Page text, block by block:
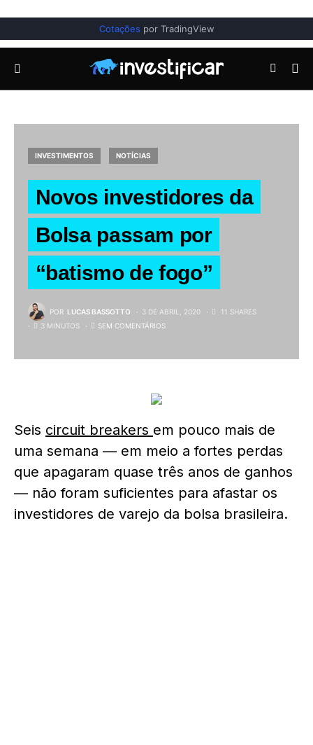
Cotações por TradingView
INVESTIMENTOS NOTÍCIAS
Novos investidores da
Bolsa passam por
“batismo de fogo”
POR LUCAS BASSOTTO 3 DE ABRIL, 2020
11 SHARES
3 MINUTOS
SEM COMENTÁRIOS
Seis circuit breakers em pouco mais de
uma semana — em meio a fortes perdas
que apagaram quase três anos de ganhos
— não foram suficientes para afastar os
investidores de varejo da bolsa brasileira.